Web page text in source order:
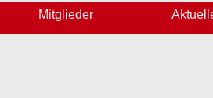
Mitglieder